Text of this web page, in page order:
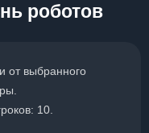
роботов
от выбранного
10.